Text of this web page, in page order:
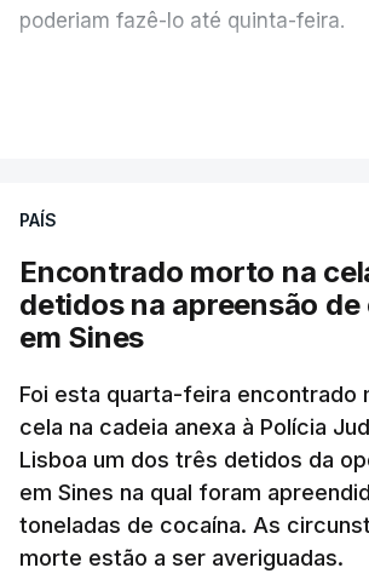
poderiam fazê-lo até quinta-feira.
No domingo, estavam concluídos
cento dos mais de 20 mil pedidos
mas Cristina Mota, porta-voz da
Pública, tem dúvidas de que o
"Durante o fim de semana e nos
apercebamo-nos que ainda
convocados professores para
disse a professora à agência Lusa.
praticamente impossível termos
PAÍS
Encontrado morto na
detidos na apreensão
em Sines
Foi esta quarta-feira encontrado
cela na cadeia anexa à Polícia
Lisboa um dos três detidos da
em Sines na qual foram
toneladas de cocaína. As
morte estão a ser averiguadas.